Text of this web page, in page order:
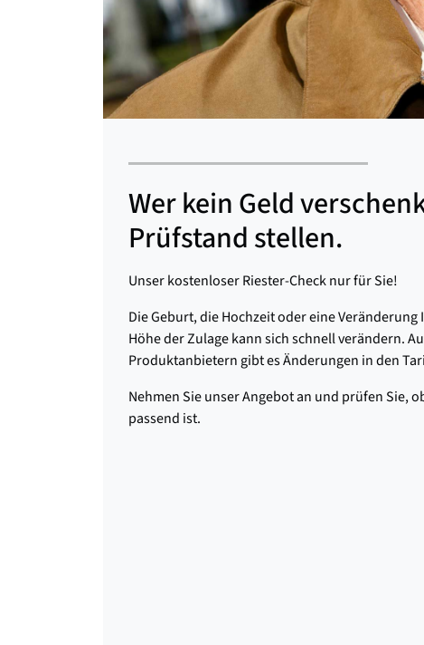
Wer kein Geld
Prüfstand stellen.
Unser kostenloser Riester-Check nur für Sie!
Die Geburt, die Hochzeit oder eine Veränderung
Höhe der Zulage kann sich schnell verändern.
Produktanbietern gibt es Änderungen in den
Nehmen Sie unser Angebot an und prüfen Sie,
passend ist.